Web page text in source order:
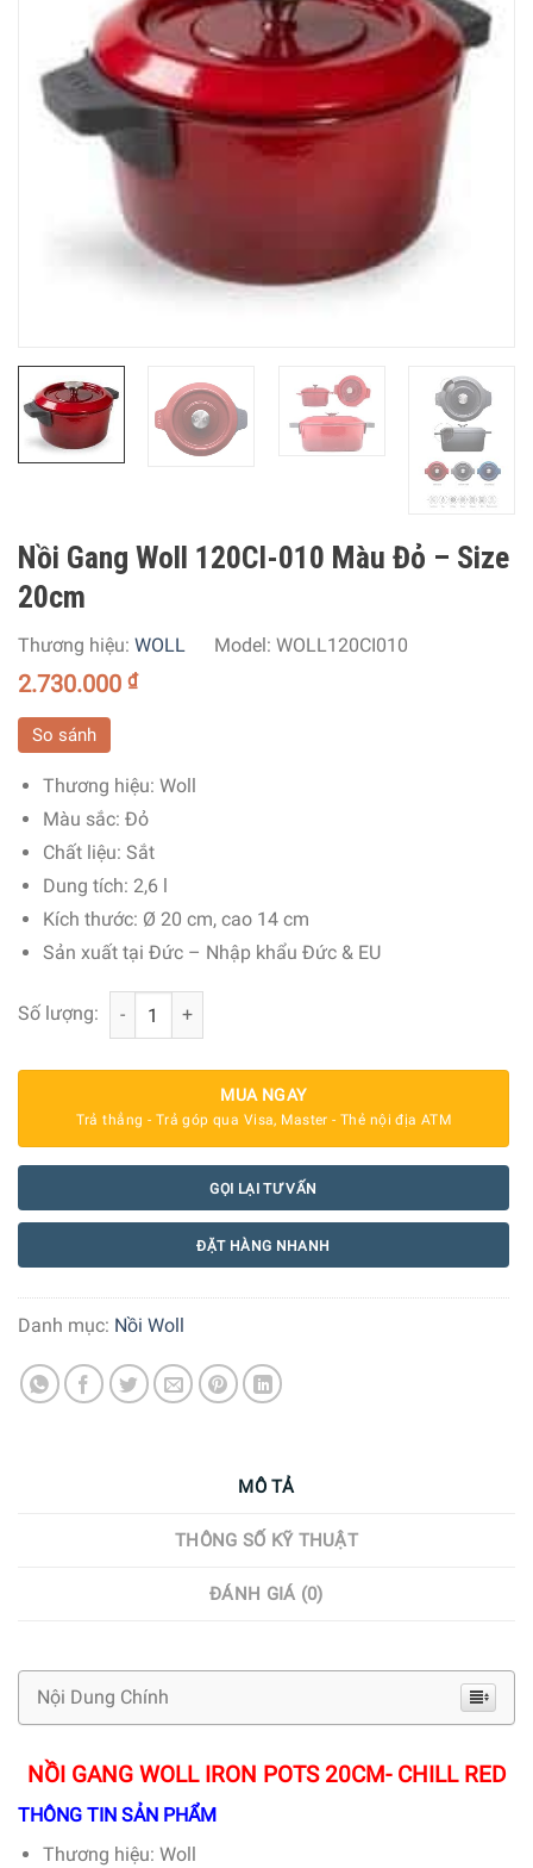
Nồi Gang Woll 120CI-010 Màu Đỏ – Size
20cm
Thương hiệu: WOLL Model: WOLL120CI010
2.730.000 ₫
So sánh
Thương hiệu: Woll
Màu sắc: Đỏ
Chất liệu: Sắt
Dung tích: 2,6 l
Kích thước: Ø 20 cm, cao 14 cm
Sản xuất tại Đức – Nhập khẩu Đức & EU
Số lượng: Nồi Gang Woll 120CI-010 Màu Đỏ - Size 20cm số lượng
MUA NGAY
Trả thẳng - Trả góp qua Visa, Master - Thẻ nội địa ATM
GỌI LẠI TƯ VẤN
ĐẶT HÀNG NHANH
Danh mục: Nồi Woll
MÔ TẢ
THÔNG SỐ KỸ THUẬT
ĐÁNH GIÁ (0)
Nội Dung Chính
NỒI GANG WOLL IRON POTS 20CM- CHILL RED
THÔNG TIN SẢN PHẨM
Thương hiệu: Woll